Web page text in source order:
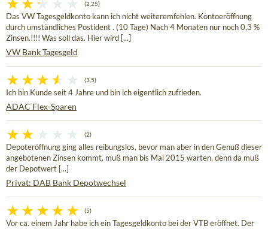
(2,25)
Das VW Tagesgeldkonto kann ich nicht weiteremfehlen. Kontoeröffnung
durch umständliches Postident . (10 Tage) Nach 4 Monaten nur noch 0,3 %
Zinsen.!!!! Was soll das. Hier wird [...]
VW Bank Tagesgeld
(3,5)
Ich bin Kunde seit 4 Jahre und bin ich eigentlich zufrieden.
ADAC Flex-Sparen
(2)
Depoteröffnung ging alles reibungslos, bevor man aber in den Genuß dieser
angebotenen Zinsen kommt, muß man bis Mai 2015 warten, denn da muß
der Depotwert [...]
Privat: DAB Bank Depotwechsel
(5)
Vor ca. einem Jahr habe ich ein Tagesgeldkonto bei der VTB eröffnet. Der